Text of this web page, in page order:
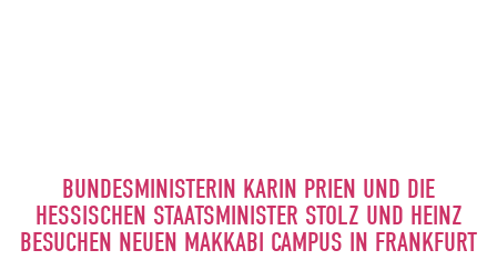
BUNDESMINISTERIN KARIN PRIEN UND DIE
HESSISCHEN STAATSMINISTER STOLZ UND HEINZ
BESUCHEN NEUEN MAKKABI CAMPUS IN FRANKFURT